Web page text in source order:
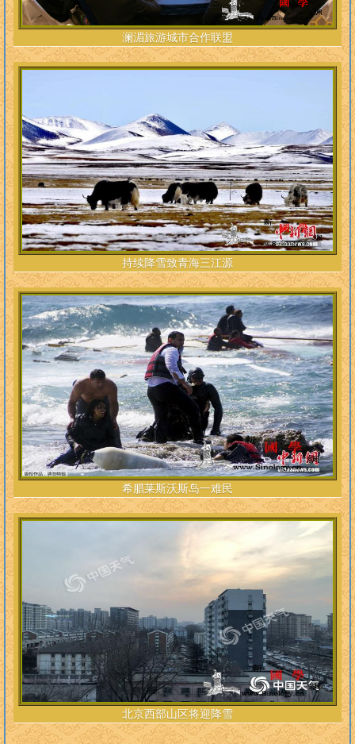
澜湄旅游城市合作联盟
持续降雪致青海三江源
希腊莱斯沃斯岛一难民
北京西部山区将迎降雪